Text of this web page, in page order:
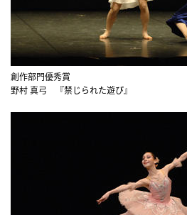
創作部門優秀賞
野村 真弓 『禁じられた遊ぴ』